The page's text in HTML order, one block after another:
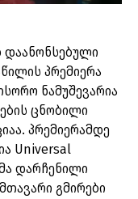
დაანონსებული
პრემიერა
ნამუშევარია
ცნობილი
პრემიერამდე
Universal
დარჩენილი
გმირები